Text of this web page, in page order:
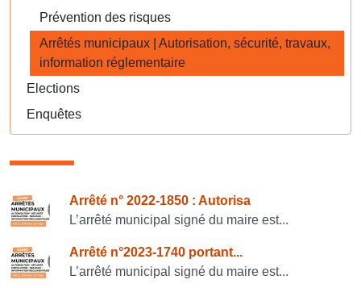
Prévention des risques
Arrêtés municipaux | Autorisation, sécurité, travaux,
information réglementaire
Elections
Enquêtes
Consulter également
Arrêté n° 2022-1850 : Autorisa
L’arrêté municipal signé du maire est...
Arrêté n°2023-1740 portant...
L’arrêté municipal signé du maire est...